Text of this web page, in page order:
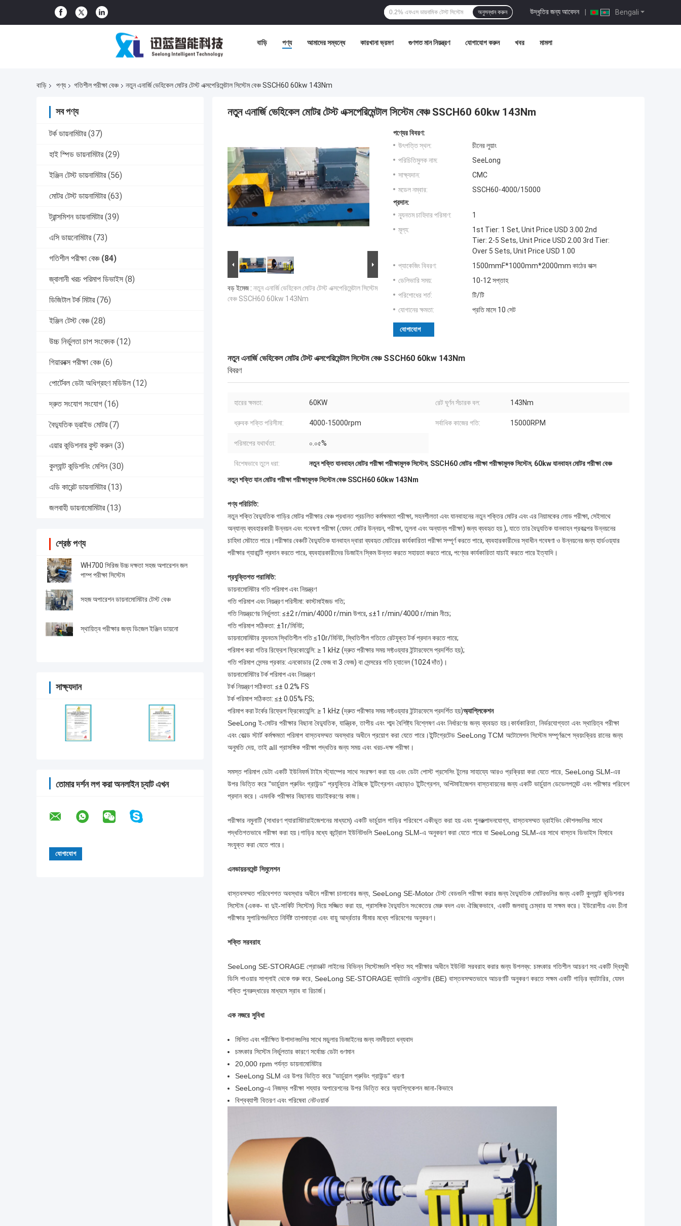
Bengali
উদ্ধৃতির জন্য আবেদন |
অনুসন্ধান করুন
বাড়ি পণ্য আমাদের সম্বন্ধে কারখানা ভ্রমণ গুণগত মান নিয়ন্ত্রণ যোগাযোগ করুন খবর মামলা
বাড়ি পণ্য গতিশীল পরীক্ষা বেঞ্চ নতুন এনার্জি ভেহিকেল মোটর টেস্ট এক্সপেরিমেন্টাল সিস্টেম বেঞ্চ SSCH60 60kw 143Nm
সব পণ্য
টর্ক ডায়নামিটার (37)
হাই স্পিড ডায়নামিটার (29)
ইঞ্জিন টেস্ট ডায়নামিটার (56)
মোটর টেস্ট ডায়নামিটার (63)
ট্রান্সমিশন ডায়নামিটার (39)
এসি ডায়নোমিটার (73)
গতিশীল পরীক্ষা বেঞ্চ (84)
জ্বালানী খরচ পরিমাপ ডিভাইস (8)
ডিজিটাল টর্ক মিটার (76)
ইঞ্জিন টেস্ট বেঞ্চ (28)
উচ্চ নির্ভুলতা চাপ সংবেদক (12)
গিয়ারবক্স পরীক্ষা বেঞ্চ (6)
পোর্টেবল ডেটা অধিগ্রহণ মডিউল (12)
দ্রুত সংযোগ সংযোগ (16)
বৈদ্যুতিক ড্রাইভ মোটর (7)
এয়ার কন্ডিশনার বুস্ট করুন (3)
কুল্যান্ট কন্ডিশনিং মেশিন (30)
এডি কারেন্ট ডায়নামিটার (13)
জলবাহী ডায়নামোমিটার (13)
শ্রেষ্ঠ পণ্য
WH700 সিরিজ উচ্চ দক্ষতা সহজ অপারেশন জল
পাম্প পরীক্ষা সিস্টেম
সহজ অপারেশন ডায়নামোমিটার টেস্ট বেঞ্চ
স্থায়িত্ব পরীক্ষার জন্য ডিজেল ইঞ্জিন ডায়নো
সাক্ষ্যদান
তোমার দর্শন লগ করা অনলাইন চ্যাট এখন
নতুন এনার্জি ভেহিকেল মোটর টেস্ট এক্সপেরিমেন্টাল সিস্টেম বেঞ্চ SSCH60 60kw 143Nm
বড় ইমেজ : নতুন এনার্জি ভেহিকেল মোটর টেস্ট এক্সপেরিমেন্টাল সিস্টেম
বেঞ্চ SSCH60 60kw 143Nm
পণ্যের বিবরণ:
উৎপত্তি স্থল:
চীনের লুয়াং
পরিচিতিমুলক নাম:
SeeLong
সাক্ষ্যদান:
CMC
মডেল নম্বার:
SSCH60-4000/15000
প্রদান:
ন্যূনতম চাহিদার পরিমাণ:
1
মূল্য:
1st Tier: 1 Set, Unit Price USD 3.00 2nd
Tier: 2-5 Sets, Unit Price USD 2.00 3rd Tier:
Over 5 Sets, Unit Price USD 1.00
প্যাকেজিং বিবরণ:
1500mmF*1000mm*2000mm কাঠের বাক্স
ডেলিভারি সময়:
10-12 সপ্তাহ
পরিশোধের শর্ত:
টি/টি
যোগানের ক্ষমতা:
প্রতি মাসে 10 সেট
যোগাযোগ
নতুন এনার্জি ভেহিকেল মোটর টেস্ট এক্সপেরিমেন্টাল সিস্টেম বেঞ্চ SSCH60 60kw 143Nm
বিবরণ
হারের ক্ষমতা: 60KW রেট ঘূর্ণন সঁচারক বল: 143Nm
ধ্রুবক শক্তি পরিসীমা: 4000-15000rpm সর্বাধিক কাজের গতি: 15000RPM
পরিমাপের যথার্থতা: ০.০৫%
বিশেষভাবে তুলে ধরা: নতুন শক্তি যানবাহন মোটর পরীক্ষা পরীক্ষামূলক সিস্টেম, SSCH60 মোটর পরীক্ষা পরীক্ষামূলক সিস্টেম, 60kw যানবাহন মোটর পরীক্ষা বেঞ্চ
নতুন শক্তি যান মোটর পরীক্ষা পরীক্ষামূলক সিস্টেম বেঞ্চ SSCH60 60kw 143Nm
পণ্য পরিচিতি:
নতুন শক্তি বৈদ্যুতিক গাড়ির মোটর পরীক্ষার বেঞ্চ প্রধানত প্রচলিত কর্মক্ষমতা পরীক্ষা, সহনশীলতা এবং যানবাহনের নতুন শক্তির মোটর এবং এর নিয়ামকের লোড পরীক্ষা, সেইসাথে
অন্যান্য ব্যবহারকারী উন্নয়ন এবং গবেষণা পরীক্ষা (যেমন: মোটর উন্নয়ন, পরীক্ষা, তুলনা এবং অন্যান্য পরীক্ষা) জন্য ব্যবহৃত হয় ), যাতে তার বৈদ্যুতিক যানবাহন প্রকল্পের উন্নয়নের
চাহিদা মেটাতে পারে।পরীক্ষার বেঞ্চটি বৈদ্যুতিক যানবাহন দ্বারা ব্যবহৃত মোটরের কার্যকারিতা পরীক্ষা সম্পূর্ণ করতে পারে, ব্যবহারকারীদের স্বাধীন গবেষণা ও উন্নয়নের জন্য হার্ডওয়্যার
পরীক্ষার গ্যারান্টি প্রদান করতে পারে, ব্যবহারকারীদের ডিজাইন স্কিম উন্নত করতে সহায়তা করতে পারে, পণ্যের কার্যকারিতা যাচাই করতে পারে ইত্যাদি।
প্রযুক্তিগত পরামিতি:
ডায়নামোমিটার গতি পরিমাপ এবং নিয়ন্ত্রণ
গতি পরিমাপ এবং নিয়ন্ত্রণ পরিসীমা: কাস্টমাইজড গতি;
গতি নিয়ন্ত্রণের নির্ভুলতা: ≤±2 r/min/4000 r/min উপরে, ≤±1 r/min/4000 r/min নীচে;
গতি পরিমাপ সঠিকতা: ±1r/মিনিট;
ডায়নামোমিটার ন্যূনতম স্থিতিশীল গতি ≤10r/মিনিট, স্থিতিশীল গতিতে রেটযুক্ত টর্ক প্রদান করতে পারে;
পরিমাপ করা গতির রিফ্রেশ ফ্রিকোয়েন্সি: ≥ 1 kHz (দ্রুত পরীক্ষার সময় সফ্টওয়্যার ইন্টারফেসে প্রদর্শিত হয়);
গতি পরিমাপ সেন্সর প্রকার: এনকোডার (2 ফেজ বা 3 ফেজ) বা সেন্সরের গতি চ্যানেল (1024 দাঁত)।
ডায়নামোমিটার টর্ক পরিমাপ এবং নিয়ন্ত্রণ
টর্ক নিয়ন্ত্রণ সঠিকতা: ≤± 0.2% FS
টর্ক পরিমাপ সঠিকতা: ≤± 0.05% FS;
পরিমাপ করা টর্কের রিফ্রেশ ফ্রিকোয়েন্সি: ≥ 1 kHz (দ্রুত পরীক্ষার সময় সফ্টওয়্যার ইন্টারফেসে প্রদর্শিত হয়)অ্যাপ্লিকেশন
SeeLong ই-মোটর পরীক্ষার বিছানা বৈদ্যুতিক, যান্ত্রিক, তাপীয় এবং শাব্দ বৈশিষ্ট্য বিশ্লেষণ এবং নির্ধারণের জন্য ব্যবহৃত হয়।কার্যকারিতা, নির্ভরযোগ্যতা এবং স্থায়িত্ব পরীক্ষা
এবং কোল্ড স্টার্ট কর্মক্ষমতা পরিমাপ বাস্তবসম্মত অবস্থার অধীনে প্রয়োগ করা যেতে পারে।ইন্টিগ্রেটেড SeeLong TCM অটোমেশন সিস্টেম সম্পূর্ণরূপে স্বয়ংক্রিয় রানের জন্য
অনুমতি দেয়, তাই aII প্রাসঙ্গিক পরীক্ষা পদ্ধতির জন্য সময় এবং খরচ-দক্ষ পরীক্ষা।
সমস্ত পরিমাপ ডেটা একটি ইউনিফর্ম টাইম স্ট্যাম্পের সাথে সংরক্ষণ করা হয় এবং ডেটা পোস্ট প্রসেসিং টুলের সাহায্যে আরও প্রক্রিয়া করা যেতে পারে, SeeLong SLM-এর
উপর ভিত্তি করে "ভার্চুয়াল প্রুভিং গ্রাউন্ড" প্রযুক্তির ঐচ্ছিক ইন্টিগ্রেশন এছাড়াও ইন্টিগ্রেশন, অপ্টিমাইজেশন বাস্তবায়নের জন্য একটি ভার্চুয়াল ডেভেলপমেন্ট এবং পরীক্ষার পরিবেশ
প্রদান করে। এমনকি পরীক্ষার বিছানায় যাচাইকরণের কাজ।
পরীক্ষার নমুনাটি (সাধারণ প্যারামিটারাইজেশনের মাধ্যমে) একটি ভার্চুয়াল গাড়ির পরিবেশে একীভূত করা হয় এবং পুনরুত্পাদনযোগ্য, বাস্তবসম্মত ড্রাইভিং কৌশলগুলির সাথে
পদ্ধতিগতভাবে পরীক্ষা করা হয়।গাড়ির মধ্যে কন্ট্রোল ইউনিটগুলি SeeLong SLM-এ অনুকরণ করা যেতে পারে বা SeeLong SLM-এর সাথে বাস্তব ডিভাইস হিসাবে
সংযুক্ত করা যেতে পারে।
এনভায়রনমেন্ট সিমুলেশন
বাস্তবসম্মত পরিবেশগত অবস্থার অধীনে পরীক্ষা চালানোর জন্য, SeeLong SE-Motor টেস্ট বেডগুলি পরীক্ষা করার জন্য বৈদ্যুতিক মোটরগুলির জন্য একটি কুল্যান্ট কন্ডিশনার
সিস্টেম (একক- বা দুই-সার্কিট সিস্টেম) দিয়ে সজ্জিত করা হয়, প্রাসঙ্গিক বৈদ্যুতিন সংকেতের মেরু বদল এবং ঐচ্ছিকভাবে, একটি জলবায়ু চেম্বার যা সক্ষম করে। ইউরোপীয় এবং চীনা
পরীক্ষার সুপারিশগুলিতে নির্দিষ্ট তাপমাত্রা এবং বায়ু আর্দ্রতার সীমার মধ্যে পরিবেশের অনুকরণ।
শক্তি সরবরাহ
SeeLong SE-STORAGE প্রোডাক্ট লাইনের বিভিন্ন সিস্টেমগুলি শক্তি সহ পরীক্ষার অধীনে ইউনিট সরবরাহ করার জন্য উপলব্ধ: চমৎকার গতিশীল আচরণ সহ একটি দ্বিমুখী
ডিসি পাওয়ার সাপ্লাই থেকে শুরু করে, SeeLong SE-STORAGE ব্যাটারি এমুলেটর (BE) বাস্তবসম্মতভাবে আচরণটি অনুকরণ করতে সক্ষম একটি গাড়ির ব্যাটারির, যেমন
শক্তি পুনরুদ্ধারের মাধ্যমে স্রাব বা রিচার্জ।
এক নজরে সুবিধা
মিলিত এবং পরীক্ষিত উপাদানগুলির সাথে মডুলার ডিজাইনের জন্য নমনীয়তা ধন্যবাদ
চমৎকার সিস্টেম নির্ভুলতার কারণে সর্বোচ্চ ডেটা গুণমান
20,000 rpm পর্যন্ত ডায়নামোমিটার
SeeLong SLM এর উপর ভিত্তি করে "ভার্চুয়াল প্রুভিং গ্রাউন্ড" ধারণা
SeeLong-এ নিজস্ব পরীক্ষা শয্যার অপারেশনের উপর ভিত্তি করে অ্যাপ্লিকেশন জানা-কিভাবে
বিশ্বব্যাপী বিতরণ এবং পরিষেবা নেটওয়ার্ক